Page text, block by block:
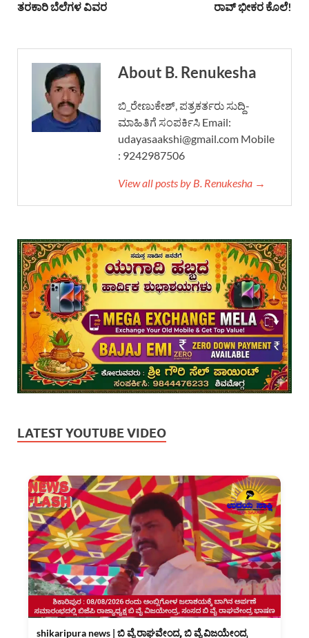
ತರಕಾರಿ ಬೆಲೆಗಳ ವಿವರ
ರಾವ್ ಭೀಕರ ಕೊಲೆ!
About B. Renukesha
ಬಿ_ರೇಣುಕೇಶ್, ಪತ್ರಕರ್ತರು ಸುದ್ದಿ-
ಮಾಹಿತಿಗೆ ಸಂಪರ್ಕಿಸಿ Email:
udayasaakshi@gmail.com Mobile
: 9242987506
View all posts by B. Renukesha →
LATEST YOUTUBE VIDEO
shikaripura news | ಬಿ ವೈ ರಾಘವೇಂದ್ರ, ಬಿ ವೈ ವಿಜಯೇಂದ್ರ